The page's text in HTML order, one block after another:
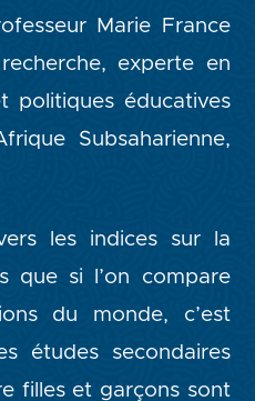
Marie France
experte en
politiques éducatives
Subsaharienne,
les indices sur la
que si l’on compare
du monde, c’est
études secondaires
filles et garçons sont